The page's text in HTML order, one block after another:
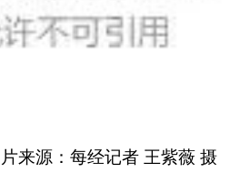
来源：每经记者 王紫薇 摄